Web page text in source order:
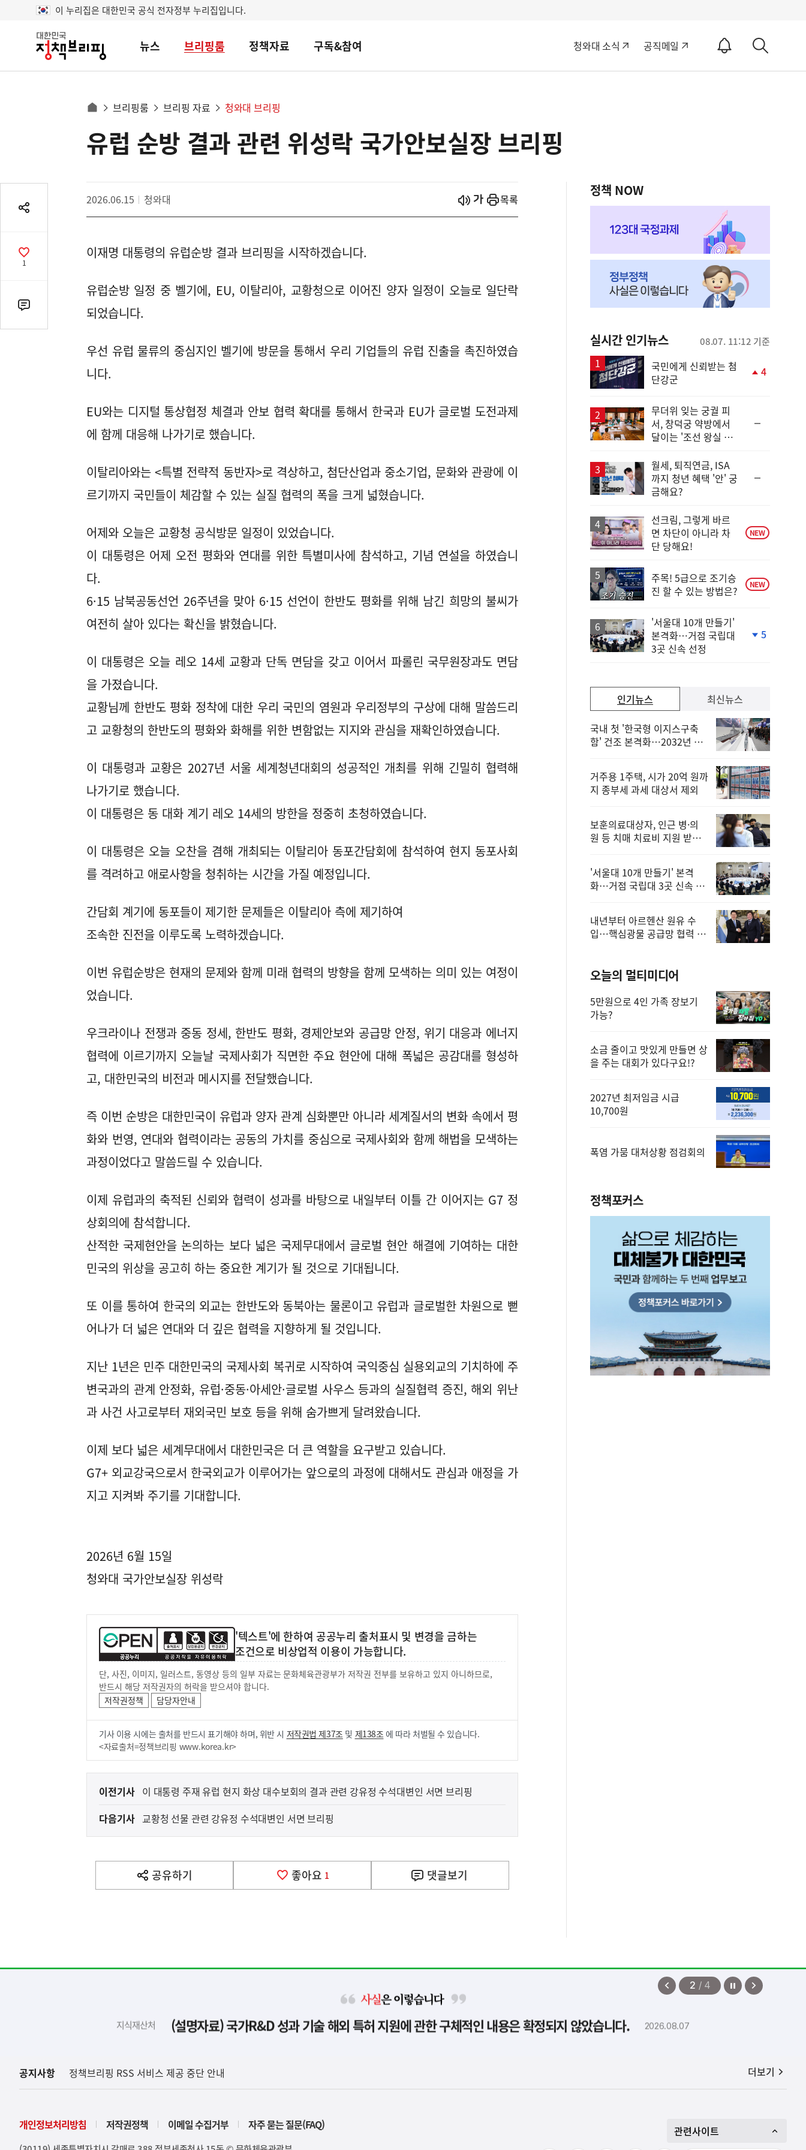
이 누리집은 대한민국 공식 전자정부 누리집입니다.
대
민
뉴스 브리핑룸 정책자료 구독&참여 청와대 소식 공직메일
알
ON
세
동
경
로
으
로
브리핑룸 브리핑 자료 청와대 브리핑
영
역공
기
공
감
1
댓
글
유럽 순방 결과 관련 위성락 국가안보실장 브리핑
2026.06.15 청와대 시작
열기 목록
이재명 대통령의 유럽순방 결과 브리핑을 시작하겠습니다.
유럽순방 일정 중 벨기에, EU, 이탈리아, 교황청으로 이어진 양자 일정이 오늘로 일단락
되었습니다.
우선 유럽 물류의 중심지인 벨기에 방문을 통해서 우리 기업들의 유럽 진출을 촉진하였습
니다.
EU와는 디지털 통상협정 체결과 안보 협력 확대를 통해서 한국과 EU가 글로벌 도전과제
에 함께 대응해 나가기로 했습니다.
이탈리아와는 <특별 전략적 동반자>로 격상하고, 첨단산업과 중소기업, 문화와 관광에 이
르기까지 국민들이 체감할 수 있는 실질 협력의 폭을 크게 넓혔습니다.
어제와 오늘은 교황청 공식방문 일정이 있었습니다.
이 대통령은 어제 오전 평화와 연대를 위한 특별미사에 참석하고, 기념 연설을 하였습니
다.
6·15 남북공동선언 26주년을 맞아 6·15 선언이 한반도 평화를 위해 남긴 희망의 불씨가
여전히 살아 있다는 확신을 밝혔습니다.
이 대통령은 오늘 레오 14세 교황과 단독 면담을 갖고 이어서 파롤린 국무원장과도 면담
을 가졌습니다.
교황님께 한반도 평화 정착에 대한 우리 국민의 염원과 우리정부의 구상에 대해 말씀드리
고 교황청의 한반도의 평화와 화해를 위한 변함없는 지지와 관심을 재확인하였습니다.
이 대통령과 교황은 2027년 서울 세계청년대회의 성공적인 개최를 위해 긴밀히 협력해
나가기로 했습니다.
이 대통령은 동 대화 계기 레오 14세의 방한을 정중히 초청하였습니다.
이 대통령은 오늘 오찬을 겸해 개최되는 이탈리아 동포간담회에 참석하여 현지 동포사회
를 격려하고 애로사항을 청취하는 시간을 가질 예정입니다.
간담회 계기에 동포들이 제기한 문제들은 이탈리아 측에 제기하여
조속한 진전을 이루도록 노력하겠습니다.
이번 유럽순방은 현재의 문제와 함께 미래 협력의 방향을 함께 모색하는 의미 있는 여정이
었습니다.
우크라이나 전쟁과 중동 정세, 한반도 평화, 경제안보와 공급망 안정, 위기 대응과 에너지
협력에 이르기까지 오늘날 국제사회가 직면한 주요 현안에 대해 폭넓은 공감대를 형성하
고, 대한민국의 비전과 메시지를 전달했습니다.
즉 이번 순방은 대한민국이 유럽과 양자 관계 심화뿐만 아니라 세계질서의 변화 속에서 평
화와 번영, 연대와 협력이라는 공동의 가치를 중심으로 국제사회와 함께 해법을 모색하는
과정이었다고 말씀드릴 수 있습니다.
이제 유럽과의 축적된 신뢰와 협력이 성과를 바탕으로 내일부터 이틀 간 이어지는 G7 정
상회의에 참석합니다.
산적한 국제현안을 논의하는 보다 넓은 국제무대에서 글로벌 현안 해결에 기여하는 대한
민국의 위상을 공고히 하는 중요한 계기가 될 것으로 기대됩니다.
또 이를 통하여 한국의 외교는 한반도와 동북아는 물론이고 유럽과 글로벌한 차원으로 뻗
어나가 더 넓은 연대와 더 깊은 협력을 지향하게 될 것입니다.
지난 1년은 민주 대한민국의 국제사회 복귀로 시작하여 국익중심 실용외교의 기치하에 주
변국과의 관계 안정화, 유럽·중동·아세안·글로벌 사우스 등과의 실질협력 증진, 해외 위난
과 사건 사고로부터 재외국민 보호 등을 위해 숨가쁘게 달려왔습니다.
이제 보다 넓은 세계무대에서 대한민국은 더 큰 역할을 요구받고 있습니다.
G7+ 외교강국으로서 한국외교가 이루어가는 앞으로의 과정에 대해서도 관심과 애정을 가
지고 지켜봐 주기를 기대합니다.
2026년 6월 15일
청와대 국가안보실장 위성락
'텍스트'에 한하여 공공누리 출처표시 및 변경을 금하는
조건으로 비상업적 이용이 가능합니다.
단, 사진, 이미지, 일러스트, 동영상 등의 일부 자료는 문화체육관광부가 저작권 전부를 보유하고 있지 아니하므로,
반드시 해당 저작권자의 허락을 받으셔야 합니다.
저작권정책
담당자안내
기사 이용 시에는 출처를 반드시 표기해야 하며, 위반 시 저작권법 제37조 및 제138조 에 따라 처벌될 수 있습니다.
<자료출처=정책브리핑 www.korea.kr>
이
다
음
기
영
이전기사 이 대통령 주재 유럽 현지 화상 대수보회의 결과 관련 강유정 수석대변인 서면 브리핑
다음기사 교황청 선물 관련 강유정 수석대변인 서면 브리핑
공유하기
열
기
좋아요 1 댓글보기
정책 NOW
실시간 인기뉴스 08.07. 11:12 기준
국민에게 신뢰받는 첨
단강군
4
무더위 잊는 궁궐 피
서, 창덕궁 약방에서
달이는 '조선 왕실 보
월세, 퇴직연금, ISA
까지 청년 혜택 '안' 궁
금해요?
선크림, 그렇게 바르
면 차단이 아니라 차
단 당해요!
NEW
주목! 5급으로 조기승
진 할 수 있는 방법은?
NEW
'서울대 10개 만들기'
본격화…거점 국립대
3곳 신속 선정
5
인기뉴스
국내 첫 '한국형 이지스구축
함' 건조 본격화…2032년 해
거주용 1주택, 시가 20억 원까
지 종부세 과세 대상서 제외
보훈의료대상자, 인근 병·의
원 등 치매 치료비 지원 받을
'서울대 10개 만들기' 본격
화…거점 국립대 3곳 신속 선
내년부터 아르헨산 원유 수
입…핵심광물 공급망 협력 체
최신뉴스
오늘의 멀티미디어
5만원으로 4인 가족 장보기
가능?
소금 줄이고 맛있게 만들면 상
을 주는 대회가 있다구요!?
2027년 최저임금 시급
10,700원
폭염 가뭄 대처상황 점검회의
정책포커스
하
이
기
2 / 4
정지
다
사
실
은
니
지식재산처 (설명자료) 국가R&D 성과 기술 해외 특허 지원에 관한 구체적인 내용은 확정되지 않았습니다. 2026.08.07
공지사항 정책브리핑 RSS 서비스 제공 중단 안내 공지사항
더보기
개인정보처리방침 저작권정책 이메일 수집거부 자주 묻는 질문(FAQ) 관련사이트